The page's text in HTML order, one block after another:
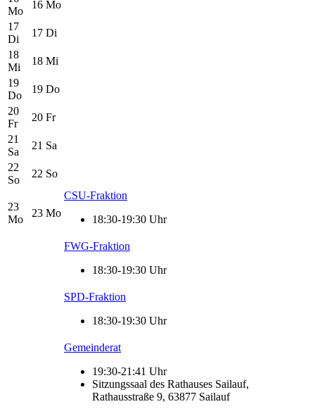
Mo
16 Mo
17
Di
17 Di
18
Mi
18 Mi
19
Do
19 Do
20
Fr
20 Fr
21
Sa
21 Sa
22
So
22 So
23
Mo
23 Mo
CSU-Fraktion
18:30-19:30 Uhr
FWG-Fraktion
18:30-19:30 Uhr
SPD-Fraktion
18:30-19:30 Uhr
Gemeinderat
19:30-21:41 Uhr
Sitzungssaal des Rathauses Sailauf,
Rathausstraße 9, 63877 Sailauf